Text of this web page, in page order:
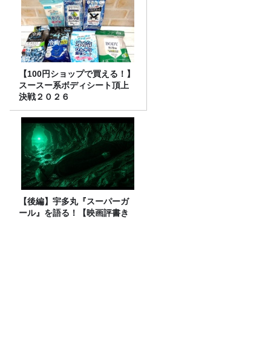
【100円ショップで買える！】
スースー系ボディシート頂上
決戦２０２６
【後編】宇多丸『スーパーガ
ール』を語る！【映画評書き